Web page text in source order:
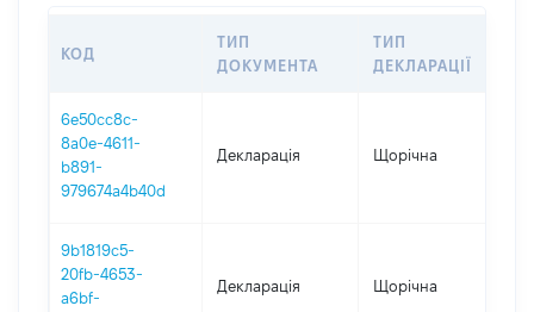
КОД
ТИП
ДОКУМЕНТА
ТИП
ДЕКЛАРАЦІЇ
6e50cc8c-
8a0e-4611-
b891-
979674a4b40d
Декларація Щорічна
9b1819c5-
20fb-4653-
a6bf-
Декларація Щорічна